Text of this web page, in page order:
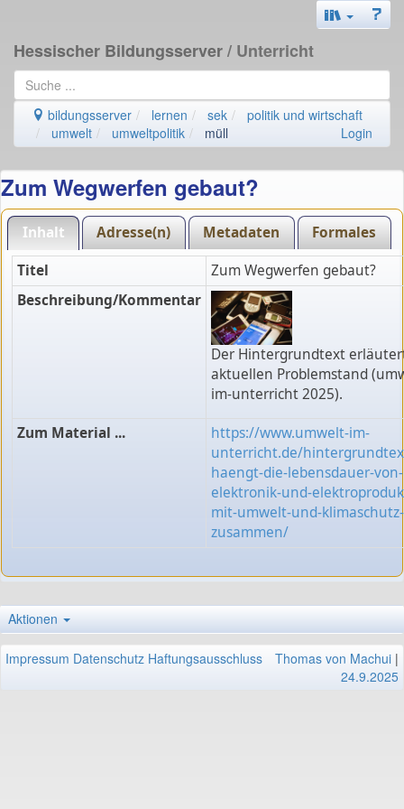
Hessischer Bildungsserver/ Unterricht
bildungsserver lernen sek
politik und wirtschaft
umwelt
umweltpolitik müll Login
Zum Wegwerfen gebaut?
Inhalt Adresse(n) Metadaten Formales
Titel
Zum Wegwerfen gebaut?
Beschreibung/Kommentar
Der Hintergrundtext
aktuellen Problemstand
im-unterricht 2025).
Zum Material ...
https://www.umwelt-im-
unterricht.de/
haengt-die-lebensdauer-von-
elektronik-und-
mit-umwelt-und-klimaschutz-
zusammen/
Aktionen
Impressum Datenschutz Haftungsausschluss Thomas von Machui |
24.9.2025